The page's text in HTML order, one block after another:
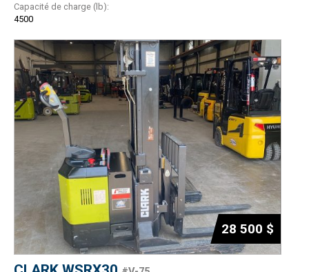
Capacité de charge (lb):
4500
28 500 $